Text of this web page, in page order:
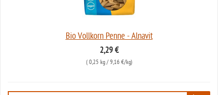
Bio Vollkorn Penne - Alnavit
2,29 €
( 0,25 kg/ 9,16 €/kg)